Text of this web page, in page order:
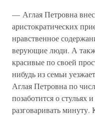
— Аглая Петровна
аристократических
нравственное
верующие люди. А
красивые по своей
нибудь из семьи
Аглая Петровна по
позаботится о стульях
разговаривать минуту.